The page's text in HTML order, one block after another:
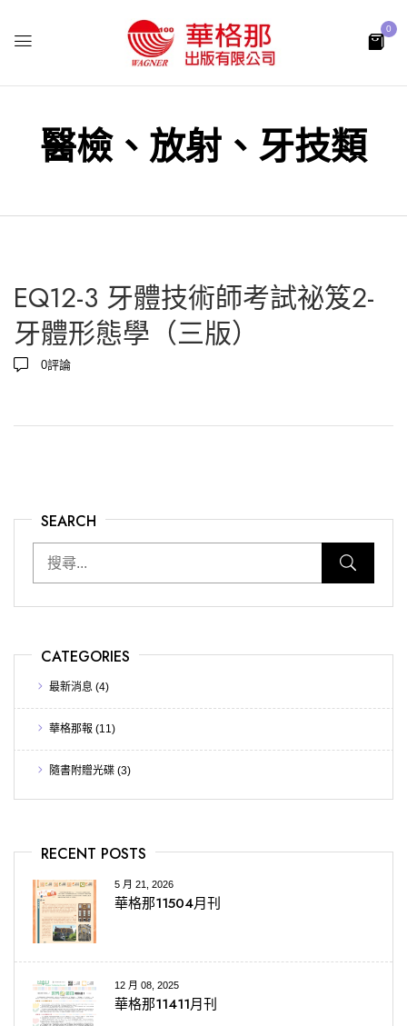
0
醫檢、放射、牙技類
SEARCH
CATEGORIES
最新消息 (4)
華格那報 (11)
隨書附贈光碟 (3)
RECENT POSTS
5 月 21, 2026
華格那11504月刊
12 月 08, 2025
華格那11411月刊
EQ12-3 牙體技術師考試祕笈2-
牙體形態學（三版）
0評論